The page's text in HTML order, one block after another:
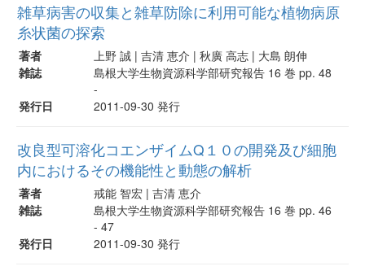
雑草病害の収集と雑草防除に利用可能な植物病原
糸状菌の探索
著者
上野 誠 | 吉清 恵介 | 秋廣 高志 | 大島 朗伸
雑誌
島根大学生物資源科学部研究報告 16 巻 pp. 48
-
発行日
2011-09-30 発行
改良型可溶化コエンザイムQ１０の開発及び細胞
内におけるその機能性と動態の解析
著者
戒能 智宏 | 吉清 恵介
雑誌
島根大学生物資源科学部研究報告 16 巻 pp. 46
- 47
発行日
2011-09-30 発行